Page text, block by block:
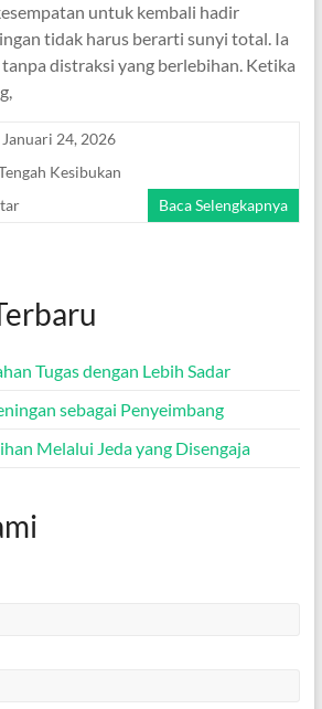
untuk kembali hadir
tidak harus berarti sunyi total. Ia
distraksi yang berlebihan. Ketika
Januari 24, 2026
Kesibukan
Baca Selengkapnya
Tugas dengan Lebih Sadar
sebagai Penyeimbang
Melalui Jeda yang Disengaja